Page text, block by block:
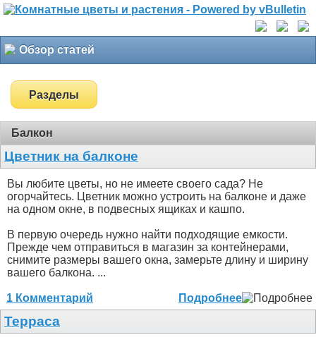
Обзор статей
Разделы
Балкон
Цветник на балконе
Вы любите цветы, но не имеете своего сада? Не
огорчайтесь. Цветник можно устроить на балконе и даже
на одном окне, в подвесных ящиках и кашпо.
В первую очередь нужно найти подходящие емкости.
Прежде чем отправиться в магазин за контейнерами,
снимите размеры вашего окна, замерьте длину и ширину
вашего балкона. ...
1 Комментарий Подробнее
Терраса